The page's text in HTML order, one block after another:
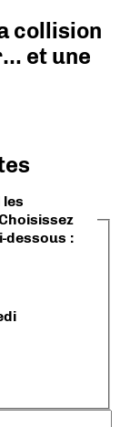
collision
et une
dessous :